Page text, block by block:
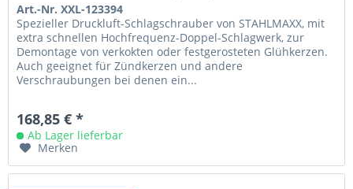
Art.-Nr. XXL-123394
Spezieller Druckluft-Schlagschrauber von STAHLMAXX, mit
extra schnellen Hochfrequenz-Doppel-Schlagwerk, zur
Demontage von verkokten oder festgerosteten Glühkerzen.
Auch geeignet für Zündkerzen und andere
Verschraubungen bei denen ein...
168,85 € *
Ab Lager lieferbar
Merken